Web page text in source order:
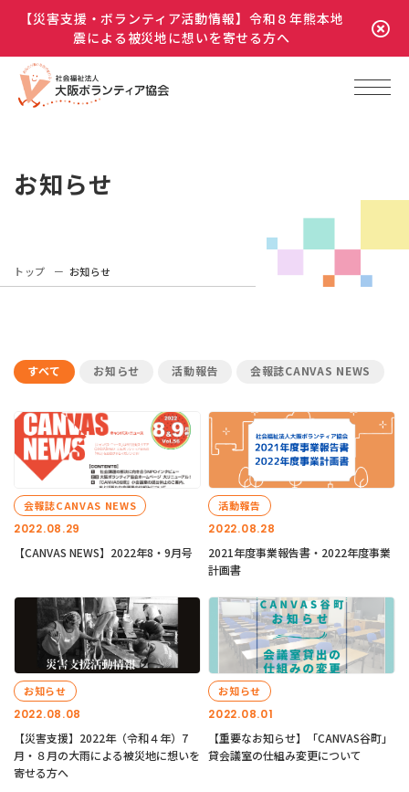
【災害支援・ボランティア活動情報】令和８年熊本地
震による被災地に想いを寄せる方へ
お知らせ
トップ お知らせ
すべて お知らせ 活動報告 会報誌CANVAS NEWS
2022.08.29
会報誌CANVAS NEWS
【CANVAS NEWS】2022年8・9月号
2022.08.28
活動報告
2021年度事業報告書・2022年度事業
計画書
2022.08.08
お知らせ
【災害支援】2022年（令和４年）7
月・８月の大雨による被災地に想いを
寄せる方へ
2022.08.01
お知らせ
【重要なお知らせ】「CANVAS谷町」
貸会議室の仕組み変更について